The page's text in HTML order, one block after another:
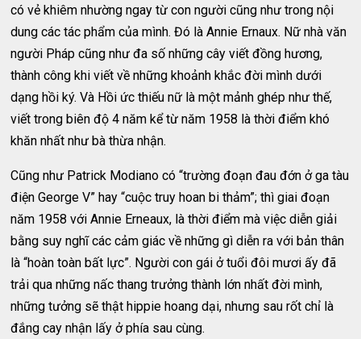
có vẻ khiêm nhường ngay từ con người cũng như trong nội
dung các tác phẩm của mình. Đó là Annie Ernaux. Nữ nhà văn
người Pháp cũng như đa số những cây viết đồng hương,
thành công khi viết về những khoảnh khắc đời mình dưới
dạng hồi ký. Và Hồi ức thiếu nữ là một mảnh ghép như thế,
viết trong biên độ 4 năm kể từ năm 1958 là thời điểm khó
khăn nhất như bà thừa nhận.
Cũng như Patrick Modiano có “trường đoạn đau đớn ở ga tàu
điện George V” hay “cuộc truy hoan bi thảm”; thì giai đoạn
năm 1958 với Annie Erneaux, là thời điểm mà việc diễn giải
bằng suy nghĩ các cảm giác về những gì diễn ra với bản thân
là “hoàn toàn bất lực”. Người con gái ở tuổi đôi mươi ấy đã
trải qua những nấc thang trưởng thành lớn nhất đời mình,
những tưởng sẽ thật hippie hoang dại, nhưng sau rốt chỉ là
đắng cay nhận lấy ở phía sau cùng.